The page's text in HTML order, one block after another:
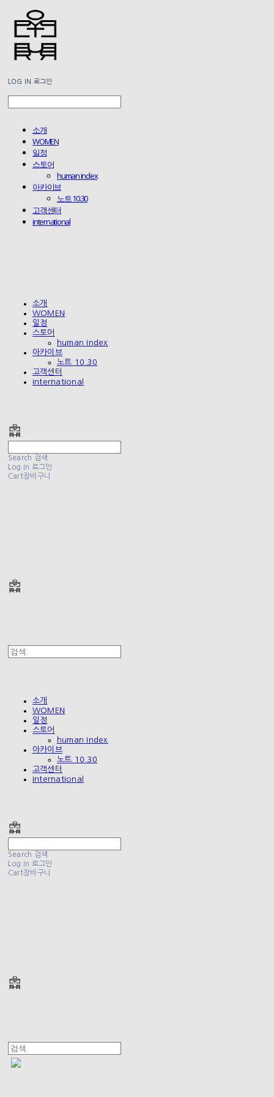
LOG IN 로그인
소개
WOMEN
일정
스토어
human index
아카이브
노트 10.30
고객센터
international
소개
WOMEN
일정
스토어
human index
아카이브
노트 10.30
고객센터
international
Search 검색
Log In 로그인
Cart장바구니
소개
WOMEN
일정
스토어
human index
아카이브
노트 10.30
고객센터
international
Search 검색
Log In 로그인
Cart장바구니